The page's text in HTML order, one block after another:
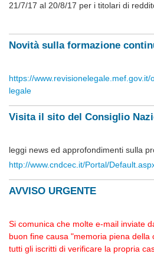
21/7/17 al 20/8/17 per i titolari di
Novità sulla formazione
https://www.revisionelegale.mef.gov.it/
legale
Visita il sito del Consiglio
leggi news ed approfondimenti sulla
http://www.cndcec.it/Portal/
AVVISO URGENTE
Si comunica che molte e-mail inviate
buon fine causa "memoria piena della
tutti gli iscritti di verificare la propria